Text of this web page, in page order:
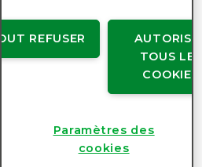
Copyright © EcoVadis
Accords avec les utilisateurs
Confidentialité des données
Paramètres des cookies
AUTORISER
TOUS LES
COOKIES
REFUSER
Paramètres des
cookies